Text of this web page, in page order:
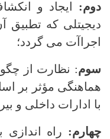
دوم: ایجاد و
دیجیتلی که
اجراآت می گردد؛
سوم: نظارت از
هماهنگی مؤثر بر
با ادارات داخلی و
چهارم: راه اندازی